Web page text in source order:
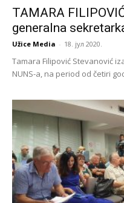
TAMARA
generalna
Užice Media - 18. јул 2020.
Tamara Filipović Stevanović
NUNS-a, na period od četiri